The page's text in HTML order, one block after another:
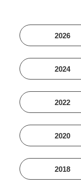
2026
2024
2022
2020
2018